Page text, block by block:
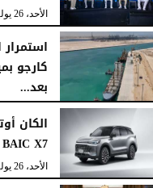
الأحد، 26 يوليو 2026
كارجو
بعد...
الأحد، 26 يوليو 2026 05:52 مـ
الكان
BAIC X7 لفترة...
الأحد، 26 يوليو 2026